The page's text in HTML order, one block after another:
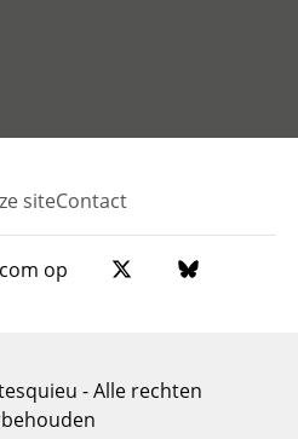
siteContact
op
- Alle rechten